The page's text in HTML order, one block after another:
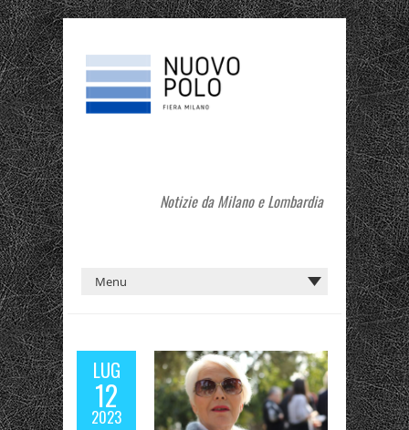
Notizie da Milano e Lombardia
LUG
12
2023